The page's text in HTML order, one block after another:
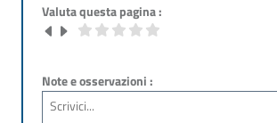
Valuta questa pagina :
Note e osservazioni :